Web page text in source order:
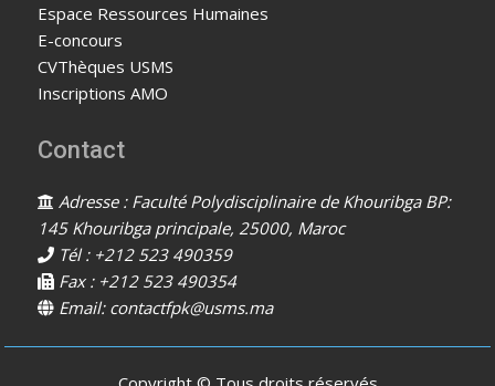
Espace Ressources Humaines
E-concours
CVThèques USMS
Inscriptions AMO
Contact
Adresse : Faculté Polydisciplinaire de Khouribga BP:
145 Khouribga principale, 25000, Maroc
Tél : +212 523 490359
Fax : +212 523 490354
Email: contactfpk@usms.ma